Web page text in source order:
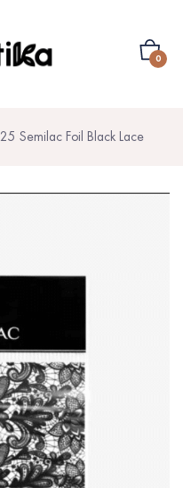
0
25 Semilac Foil Black Lace